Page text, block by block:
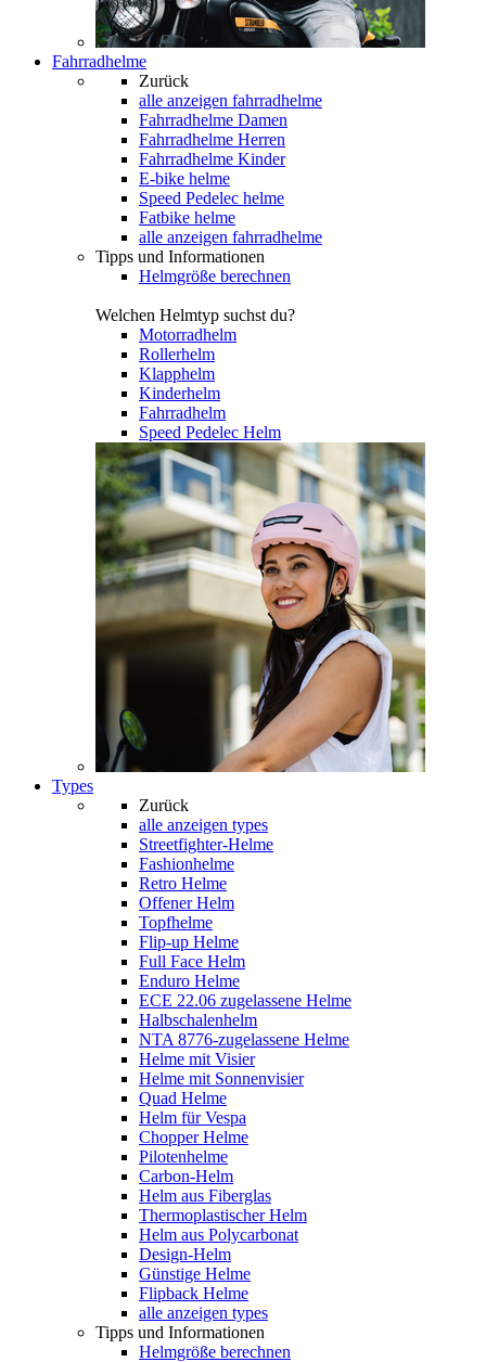
Fahrradhelme
Zurück
alle anzeigen fahrradhelme
Fahrradhelme Damen
Fahrradhelme Herren
Fahrradhelme Kinder
E-bike helme
Speed Pedelec helme
Fatbike helme
alle anzeigen fahrradhelme
Tipps und Informationen
Helmgröße berechnen
Welchen Helmtyp suchst du?
Motorradhelm
Rollerhelm
Klapphelm
Kinderhelm
Fahrradhelm
Speed Pedelec Helm
Types
Zurück
alle anzeigen types
Streetfighter-Helme
Fashionhelme
Retro Helme
Offener Helm
Topfhelme
Flip-up Helme
Full Face Helm
Enduro Helme
ECE 22.06 zugelassene Helme
Halbschalenhelm
NTA 8776-zugelassene Helme
Helme mit Visier
Helme mit Sonnenvisier
Quad Helme
Helm für Vespa
Chopper Helme
Pilotenhelme
Carbon-Helm
Helm aus Fiberglas
Thermoplastischer Helm
Helm aus Polycarbonat
Design-Helm
Günstige Helme
Flipback Helme
alle anzeigen types
Tipps und Informationen
Helmgröße berechnen